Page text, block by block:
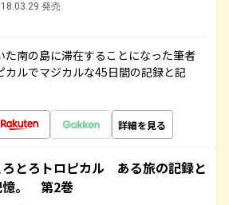
発売
た南の島に滞在することになった筆者
カルでマジカルな45日間の記録と記
詳細を見る
ろとろトロピカル ある旅の記録と
憶。 第2巻